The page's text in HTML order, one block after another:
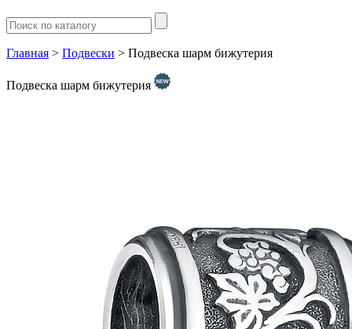
Главная > Подвески > Подвеска шарм бижутерия
Подвеска шарм бижутерия